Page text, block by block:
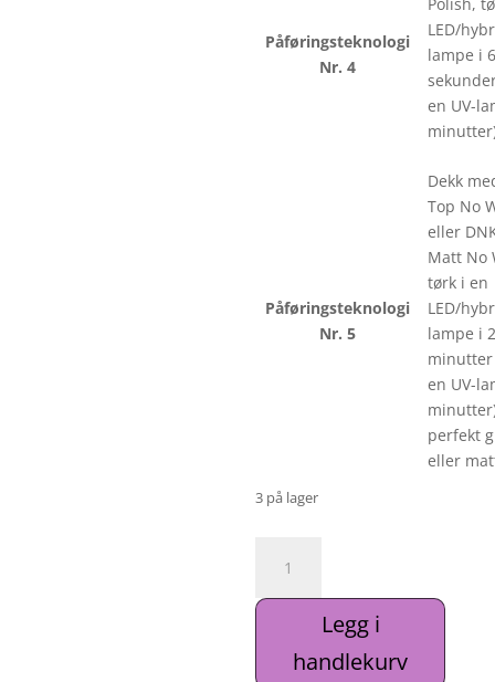
Påføringsteknologi
Nr. 4
Polish,
LED/
lampe i
en UV-
Påføringsteknologi
Nr. 5
Dekk
Top No
eller
Matt No
tørk i en
LED/
lampe i
en UV-
perfekt
eller
3 på lager
Gellakk
#0019
Legg i
handlekurv